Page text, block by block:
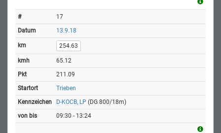
17
13.9.18
254.63
65.12
211.09
Trieben
D-KOCB, LP (DG 800/18m)
09:30 - 13:24